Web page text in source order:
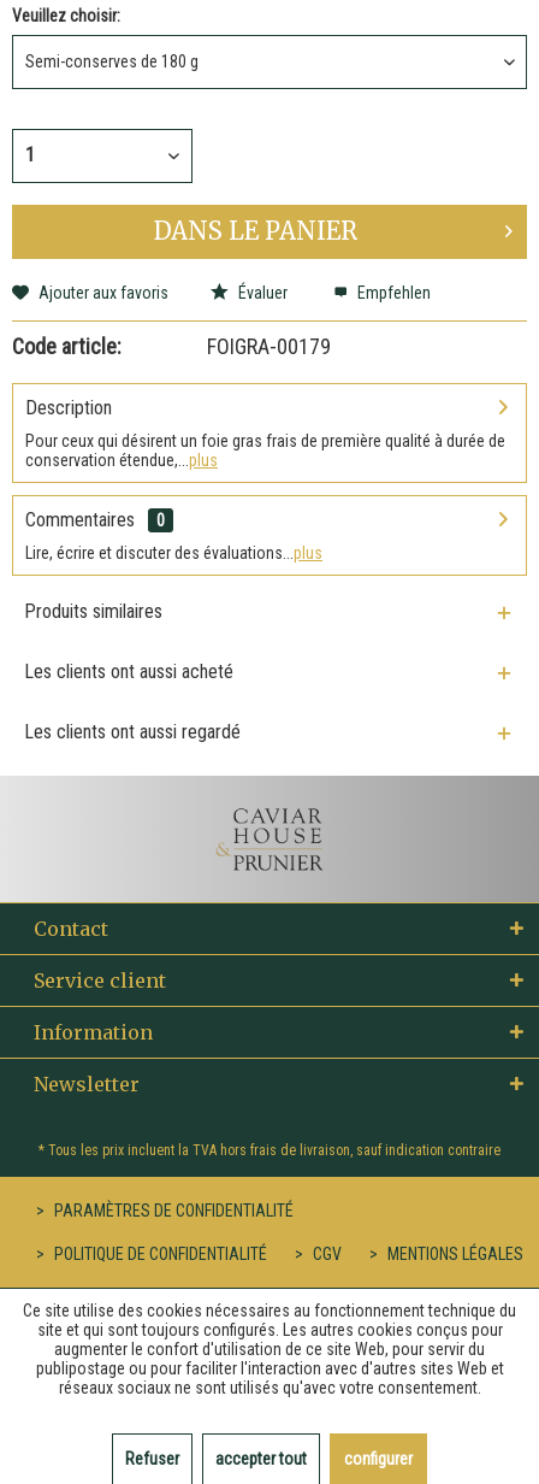
Veuillez choisir:
DANS LE PANIER
Ajouter aux favoris Évaluer Empfehlen
Code article: FOIGRA-00179
Description
Pour ceux qui désirent un foie gras frais de première qualité à durée de
conservation étendue,... plus
Commentaires
0
Lire, écrire et discuter des évaluations... plus
Produits similaires
Les clients ont aussi acheté
Les clients ont aussi regardé
Contact
Service client
Information
Newsletter
* Tous les prix incluent la TVA hors frais de livraison, sauf indication contraire
PARAMÈTRES DE CONFIDENTIALITÉ
POLITIQUE DE CONFIDENTIALITÉ CGV MENTIONS LÉGALES
Ce site utilise des cookies nécessaires au fonctionnement technique du
site et qui sont toujours configurés. Les autres cookies conçus pour
augmenter le confort d'utilisation de ce site Web, pour servir du
publipostage ou pour faciliter l'interaction avec d'autres sites Web et
réseaux sociaux ne sont utilisés qu'avec votre consentement.
Refuser accepter tout configurer